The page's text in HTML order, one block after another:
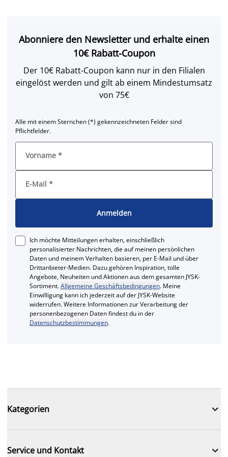
Abonniere den Newsletter und erhalte einen
10€ Rabatt-Coupon
Der 10€ Rabatt-Coupon kann nur in den Filialen
eingelöst werden und gilt ab einem Mindestumsatz
von 75€
Alle mit einem Sternchen (*) gekennzeichneten Felder sind
Pflichtfelder.
Vorname *
E-Mail *
Anmelden
Ich möchte Mitteilungen erhalten, einschließlich
personalisierter Nachrichten, die auf meinen persönlichen
Daten und meinem Verhalten basieren, per E-Mail und über
Drittanbieter-Medien. Dazu gehören Inspiration, tolle
Angebote, Neuheiten und Aktionen aus dem gesamten JYSK-
Sortiment.Allgemeine Geschäftsbedingungen. Meine
Einwilligung kann ich jederzeit auf der JYSK-Website
widerrufen. Weitere Informationen zur Verarbeitung der
personenbezogenen Daten findest du in der
Datenschutzbestimmungen.
Kategorien 
Service und Kontakt 